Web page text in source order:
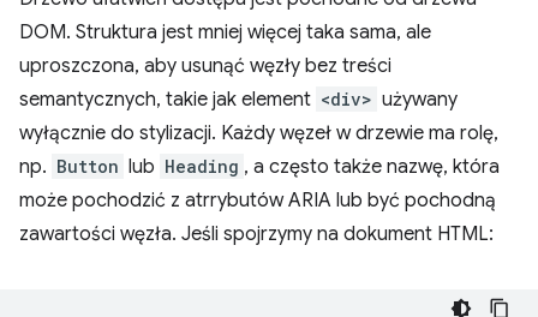
DOM. Struktura jest mniej więcej taka sama, ale
uproszczona, aby usunąć węzły bez treści
semantycznych, takie jak element <div> używany
wyłącznie do stylizacji. Każdy węzeł w drzewie ma rolę,
np. Button lub Heading , a często także nazwę, która
może pochodzić z atrrybutów ARIA lub być pochodną
zawartości węzła. Jeśli spojrzymy na dokument HTML: